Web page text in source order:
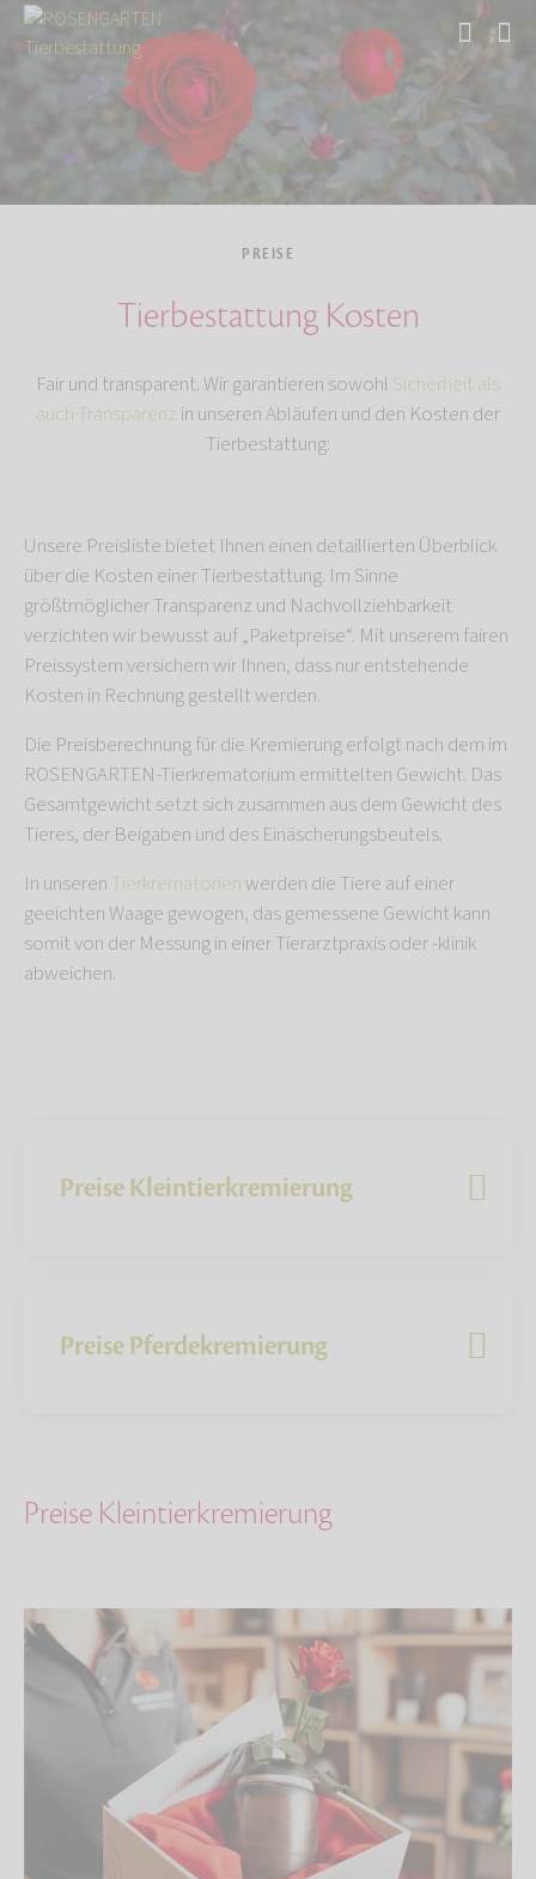
PREISE
Tierbestattung Kosten
Fair und transparent. Wir garantieren sowohl Sicherheit als
auch Transparenz in unseren Abläufen und den Kosten der
Tierbestattung:
Unsere Preisliste bietet Ihnen einen detaillierten Überblick
über die Kosten einer Tierbestattung. Im Sinne
größtmöglicher Transparenz und Nachvollziehbarkeit
verzichten wir bewusst auf „Paketpreise“. Mit unserem fairen
Preissystem versichern wir Ihnen, dass nur entstehende
Kosten in Rechnung gestellt werden.
Die Preisberechnung für die Kremierung erfolgt nach dem im
ROSENGARTEN-Tierkrematorium ermittelten Gewicht. Das
Gesamtgewicht setzt sich zusammen aus dem Gewicht des
Tieres, der Beigaben und des Einäscherungsbeutels.
In unseren Tierkrematorienwerden die Tiere auf einer
geeichten Waage gewogen, das gemessene Gewicht kann
somit von der Messung in einer Tierarztpraxis oder -klinik
abweichen.
Preise Kleintierkremierung
Preise Pferdekremierung
Preise Kleintierkremierung